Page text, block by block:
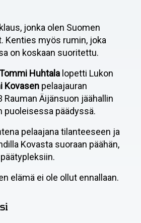
jonka olen Suomen
Kenties myös rumin, joka
on koskaan suoritettu.
Huhtala lopetti Lukon
Kovasen pelaajauran
Äijänsuon jäähallin
puoleisessa päädyssä.
pelaajana tilanteeseen ja
Kovasta suoraan päähän,
elämä ei ole ollut ennallaan.